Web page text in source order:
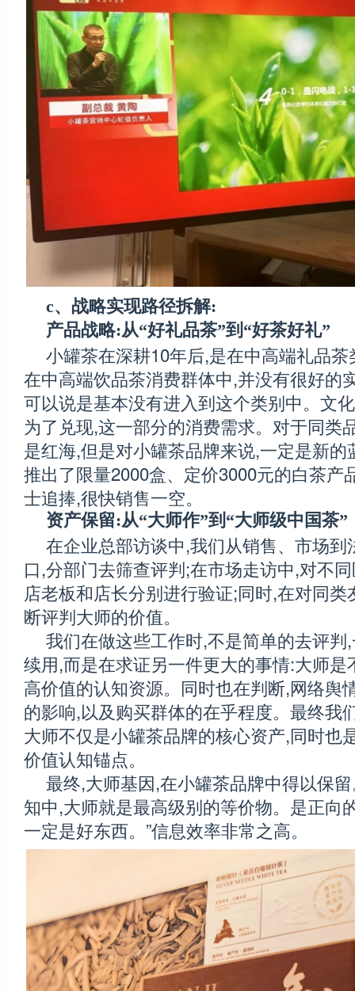
c、战略实现路径拆解:
产品战略:从“好礼品茶”到“好茶好礼”
小罐茶在深耕10年后,是在中高端礼品
在中高端饮品茶消费群体中,并没有很好的
可以说是基本没有进入到这个类别中。文
为了兑现,这一部分的消费需求。对于同类
是红海,但是对小罐茶品牌来说,一定是新的
推出了限量2000盒、定价3000元的白茶产
士追捧,很快销售一空。
资产保留:从“大师作”到“大师级中国茶”
在企业总部访谈中,我们从销售、市场到
口,分部门去筛查评判;在市场走访中,对不
店老板和店长分别进行验证;同时,在对同
断评判大师的价值。
我们在做这些工作时,不是简单的去评判
续用,而是在求证另一件更大的事情:大师是
高价值的认知资源。同时也在判断,网络舆
的影响,以及购买群体的在乎程度。最终我
大师不仅是小罐茶品牌的核心资产,同时也
价值认知锚点。
最终,大师基因,在小罐茶品牌中得以保
知中,大师就是最高级别的等价物。是正向
一定是好东西。”信息效率非常之高。